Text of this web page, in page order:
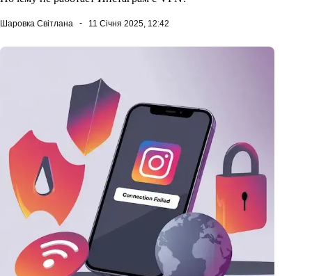
Шаровка Світлана 11 Січня 2025, 12:42